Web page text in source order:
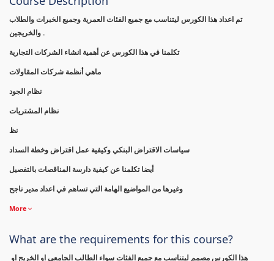
تم اعداد هذا الكورس ليتناسب مع جميع الفئات العمرية وجميع الخبرات والطلاب
والخريجين .
تكلمنا في هذا الكورس عن أهمية انشاء الشركات التجارية
ماهي أنظمة شركات المقاولات
نظام الجود
نظام المشتريات
نظ
سياسات الاقتراض البنكي وكيفية عمل اقتراض وخطة السداد
وغيرها من المواضيع الهامة التي تساهم في اعداد مدير ناجح
More
What are the requirements for this course?